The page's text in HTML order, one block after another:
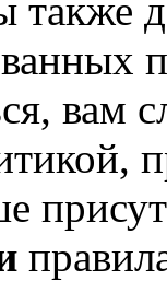
также
вам